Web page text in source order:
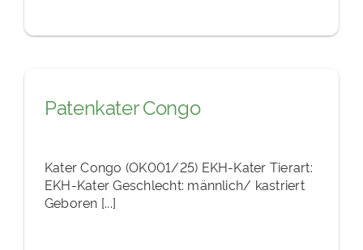
Patenkater Congo
Kater Congo (OK001/25) EKH-Kater Tierart:
EKH-Kater Geschlecht: männlich/ kastriert
Geboren [...]